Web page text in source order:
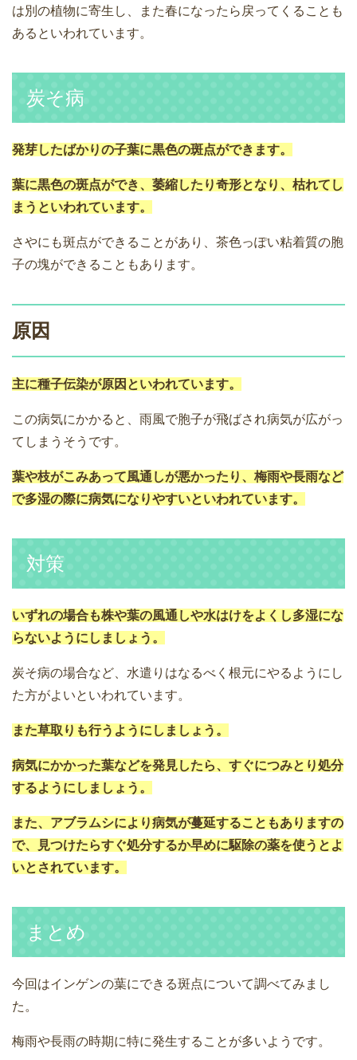
は別の植物に寄生し、また春になったら戻ってくることも
あるといわれています。
炭そ病
発芽したばかりの子葉に黒色の斑点ができます。
葉に黒色の斑点ができ、萎縮したり奇形となり、枯れてし
まうといわれています。
さやにも斑点ができることがあり、茶色っぽい粘着質の胞
子の塊ができることもあります。
原因
主に種子伝染が原因といわれています。
この病気にかかると、雨風で胞子が飛ばされ病気が広がっ
てしまうそうです。
葉や枝がこみあって風通しが悪かったり、梅雨や長雨など
で多湿の際に病気になりやすいといわれています。
対策
いずれの場合も株や葉の風通しや水はけをよくし多湿にな
らないようにしましょう。
炭そ病の場合など、水遣りはなるべく根元にやるようにし
た方がよいといわれています。
また草取りも行うようにしましょう。
病気にかかった葉などを発見したら、すぐにつみとり処分
するようにしましょう。
また、アブラムシにより病気が蔓延することもありますの
で、見つけたらすぐ処分するか早めに駆除の薬を使うとよ
いとされています。
まとめ
今回はインゲンの葉にできる斑点について調べてみまし
た。
梅雨や長雨の時期に特に発生することが多いようです。